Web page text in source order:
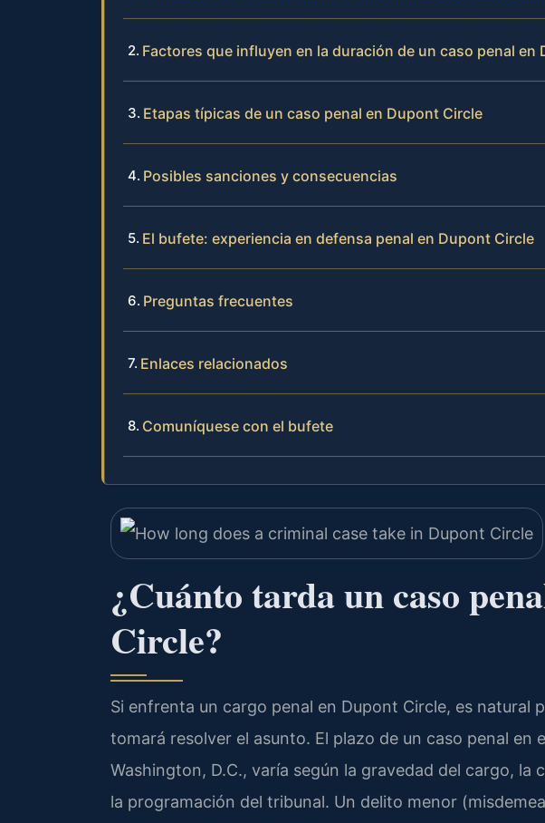
Factores que influyen en la duración de un caso penal en
Etapas típicas de un caso penal en Dupont Circle
Posibles sanciones y consecuencias
El bufete: experiencia en defensa penal en Dupont Circle
Preguntas frecuentes
Enlaces relacionados
Comuníquese con el bufete
¿Cuánto tarda un caso
Circle?
Si enfrenta un cargo penal en Dupont Circle, es natural
tomará resolver el asunto. El plazo de un caso penal en
Washington, D.C., varía según la gravedad del cargo, la
la programación del tribunal. Un delito menor